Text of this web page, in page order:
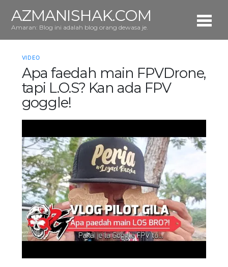
AZMANISHAK.COM
Amaran: Blog ini adalah blog orang dewasa je.
VIDEO
Apa faedah main FPVDrone,
tapi L.O.S? Kan ada FPV
goggle!